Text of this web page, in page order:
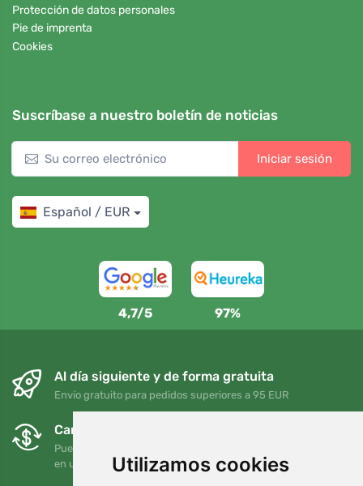
Utilizamos cookies
Protección de datos personales
Pie de imprenta
Cookies
Suscríbase a nuestro boletín de noticias
Iniciar sesión
Español / EUR
4,7/5 97%
Al día siguiente y de forma gratuita
Envío gratuito para pedidos superiores a 95 EUR
Cambios y devoluciones gratuitos
Puede devolver o cambiar su pedido en cualquier momento
en un plazo de 90 días